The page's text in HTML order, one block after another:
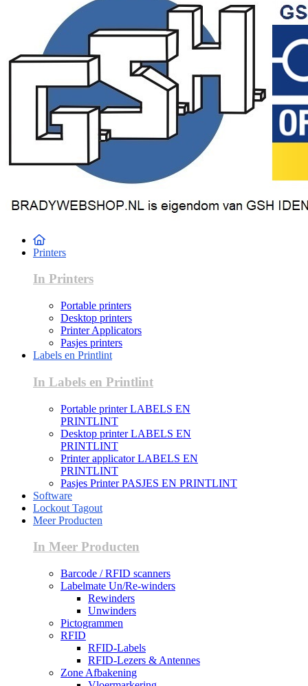
Printers
In Printers
Portable printers
Desktop printers
Printer Applicators
Pasjes printers
Labels en Printlint
In Labels en Printlint
Portable printer LABELS EN
PRINTLINT
Desktop printer LABELS EN
PRINTLINT
Printer applicator LABELS EN
PRINTLINT
Pasjes Printer PASJES EN PRINTLINT
Software
Lockout Tagout
Meer Producten
In Meer Producten
Barcode / RFID scanners
Labelmate Un/Re-winders
Rewinders
Unwinders
Pictogrammen
RFID
RFID-Labels
RFID-Lezers & Antennes
Zone Afbakening